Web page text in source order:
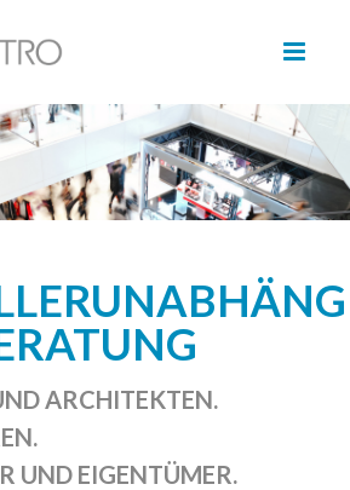
ARCHITEKTEN.
UND EIGENTÜMER.